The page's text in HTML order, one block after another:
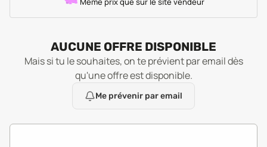
AUCUNE OFFRE DISPONIBLE
Mais si tu le souhaites, on te prévient par email dès
qu'une offre est disponible.
Me prévenir par email